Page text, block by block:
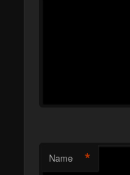
Name *